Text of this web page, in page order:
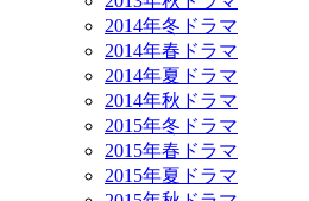
2014年冬ドラマ
2014年春ドラマ
2014年夏ドラマ
2014年秋ドラマ
2015年冬ドラマ
2015年春ドラマ
2015年夏ドラマ